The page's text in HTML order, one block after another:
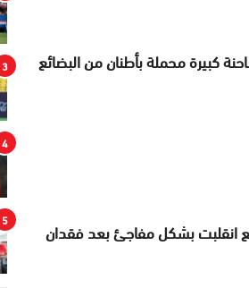
كبيرة محملة بأطنان من البضائع
انقلبت بشكل مفاجئ بعد فقدان
3
4
5